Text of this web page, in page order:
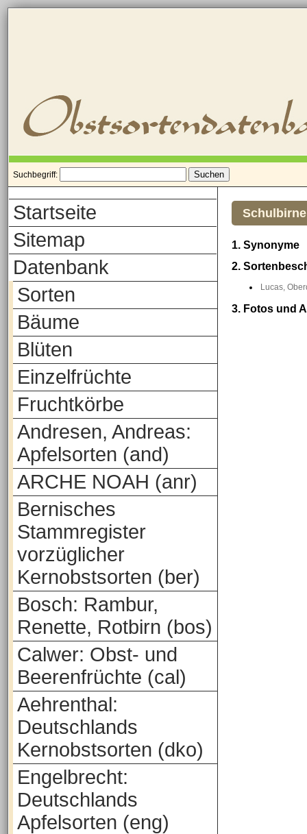
Suchbegriff:
Startseite
Sitemap
Datenbank
Sorten
Bäume
Blüten
Einzelfrüchte
Fruchtkörbe
Andresen, Andreas:
Apfelsorten (and)
ARCHE NOAH (anr)
Bernisches
Stammregister
vorzüglicher
Kernobstsorten (ber)
Bosch: Rambur,
Renette, Rotbirn (bos)
Calwer: Obst- und
Beerenfrüchte (cal)
Aehrenthal:
Deutschlands
Kernobstsorten (dko)
Engelbrecht:
Deutschlands
Apfelsorten (eng)
Schulbirne
1. Synonyme
2.
Lucas,
3. Fotos und